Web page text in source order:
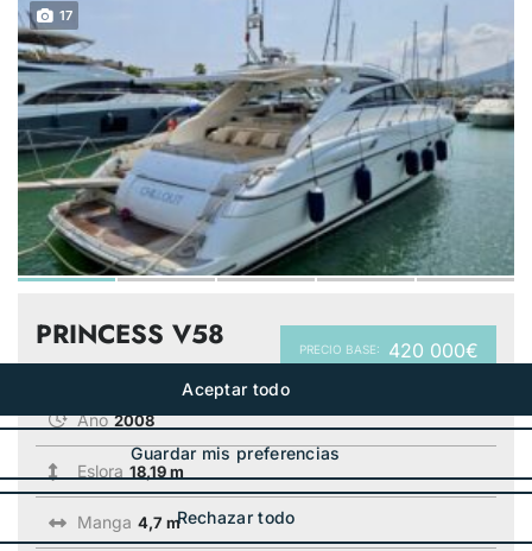
17
PRECIO BASE: 420 000€
PRINCESS V58
Año 2008
Eslora 18,19 m
Manga 4,7 m